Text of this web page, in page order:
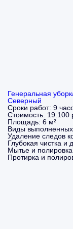
Генеральная
Северный
Сроки работ: 9
Стоимость: 19.100
Площадь: 6 м²
Виды
Удаление следов
Глубокая чистка и
Мытье и
Протирка и